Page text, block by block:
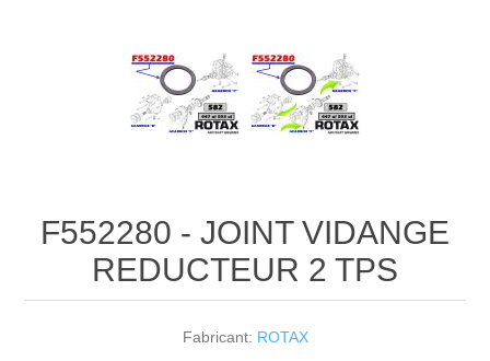
F552280 - JOINT VIDANGE
REDUCTEUR 2 TPS
Fabricant: ROTAX